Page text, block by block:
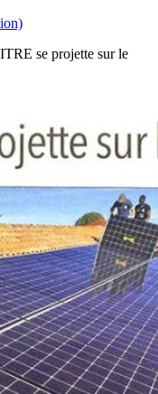
se projette sur le